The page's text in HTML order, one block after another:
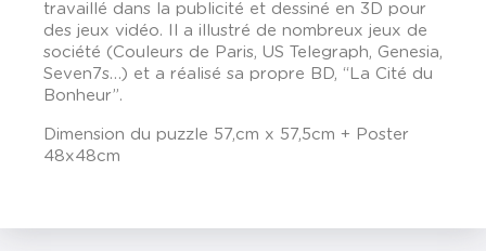
travaillé dans la publicité et dessiné en 3D pour
des jeux vidéo. Il a illustré de nombreux jeux de
société (Couleurs de Paris, US Telegraph, Genesia,
Seven7s…) et a réalisé sa propre BD, “La Cité du
Bonheur”.
Dimension du puzzle 57,cm x 57,5cm + Poster
48x48cm